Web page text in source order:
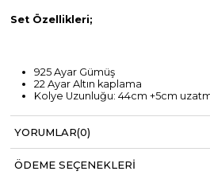
Set Özellikleri;
925 Ayar Gümüş
22 Ayar Altın kaplama
Kolye Uzunluğu: 44cm +5cm
Taş Renkleri: Şampanya, Haki
YORUMLAR(0)
ÖDEME SEÇENEKLERI